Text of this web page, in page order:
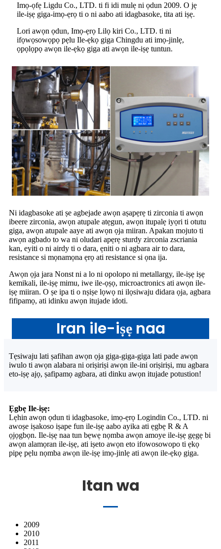
Imọ-ọfẹ Ligdu Co., LTD. ti fi idi mulẹ ni ọdun 2009. O jẹ
ile-iṣẹ giga-imọ-ẹrọ ti o ni aabo ati idagbasoke, tita ati iṣẹ.
Lori awọn ọdun, Imọ-ẹrọ Lilọ kiri Co., LTD. ti ni
ifọwọsowọpọ pẹlu Ile-ẹkọ giga Chingdu ati imọ-jinlẹ,
ọpọlọpọ awọn ile-ẹkọ giga ati awọn ile-iṣẹ tuntun.
Ni idagbasoke ati ṣe agbejade awọn aṣapẹrẹ ti zirconia ti awọn
ibeere zirconia, awọn atupale atẹgun, awọn itupalẹ iyọri ti otutu
giga, awọn atupale aaye ati awọn ọja miiran. Apakan mojuto ti
awọn agbado to wa ni oludari apẹrẹ sturdy zirconia zscriania
kan, eyiti o ni airdy ti o dara, ẹniti o ni agbara air to dara,
resistance si mọnamọna ẹrọ ati resistance si ọna ija.
Awọn ọja jara Nonst ni a lo ni opolopo ni metallargy, ile-iṣẹ iṣẹ
kemikali, ile-iṣẹ mimu, iwe ile-ọṣọ, microactronics ati awọn ile-
iṣẹ miiran. O ṣe ipa ti o nṣiṣe lọwọ ni ilọsiwaju didara ọja, agbara
fifipamọ, ati idinku awọn itujade idoti.
Iran ile-iṣẹ naa
Tẹsiwaju lati ṣafihan awọn ọja giga-giga-giga lati pade awọn
iwulo ti awọn alabara ni oriṣiriṣi awọn ile-ini oriṣiriṣi, mu agbara
eto-iṣẹ ajọ, ṣafipamọ agbara, ati dinku awọn itujade potustion!
Ẹgbẹ Ile-iṣẹ:
Lẹhin awọn ọdun ti idagbasoke, imọ-ẹrọ Logindin Co., LTD. ni
awoṣe iṣakoso iṣape fun ile-iṣẹ aabo ayika ati ẹgbẹ R & A
ọjọgbọn. Ile-iṣẹ naa tun bẹwẹ nọmba awọn amoye ile-iṣẹ gẹgẹ bi
awọn alamọran ile-iṣẹ, ati iṣeto awọn eto ifowosowopo ti ẹkọ
pipẹ pẹlu nọmba awọn ile-iṣẹ imọ-jinlẹ ati awọn ile-ẹkọ giga.
Itan wa
2009
2010
2011